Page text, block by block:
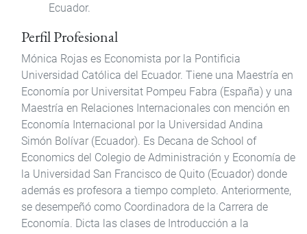
Ecuador.
Perfil Profesional
Mónica Rojas es Economista por la Pontificia
Universidad Católica del Ecuador. Tiene una Maestría en
Economía por Universitat Pompeu Fabra (España) y una
Maestría en Relaciones Internacionales con mención en
Economía Internacional por la Universidad Andina
Simón Bolívar (Ecuador). Es Decana de School of
Economics del Colegio de Administración y Economía de
la Universidad San Francisco de Quito (Ecuador) donde
además es profesora a tiempo completo. Anteriormente,
se desempeñó como Coordinadora de la Carrera de
Economía. Dicta las clases de Introducción a la